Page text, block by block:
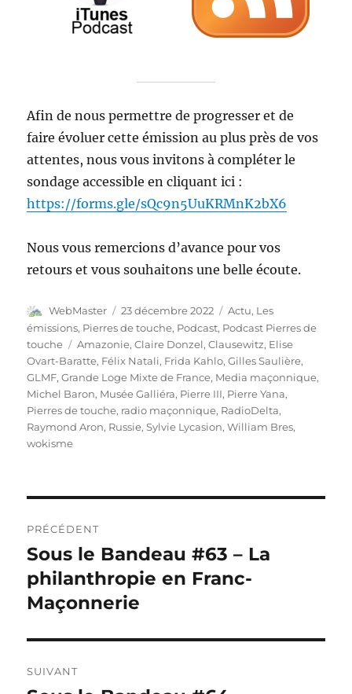
Afin de nous permettre de progresser et de
faire évoluer cette émission au plus près de vos
attentes, nous vous invitons à compléter le
sondage accessible en cliquant ici :
https://forms.gle/sQc9n5UuKRMnK2bX6
Nous vous remercions d’avance pour vos
retours et vous souhaitons une belle écoute.
Auteur
WebMaster
Publié
le
23 décembre 2022 Catégories
Actu, Les
émissions, Pierres de touche, Podcast, Podcast Pierres de
touche
Étiquettes
Amazonie,Claire Donzel,Clausewitz, Elise
Ovart-Baratte, Félix Natali, Frida Kahlo,Gilles Saulière,
GLMF,Grande Loge Mixte de France, Media maçonnique,
Michel Baron, Musée Galliéra, Pierre III, Pierre Yana,
Pierres de touche, radio maçonnique, RadioDelta,
Raymond Aron, Russie,Sylvie Lycasion,William Bres,
wokisme
de
l’article
PRÉCÉDENT
Publication
précédente :
Sous le Bandeau #63 – La
philanthropie en Franc-
Maçonnerie
SUIVANT